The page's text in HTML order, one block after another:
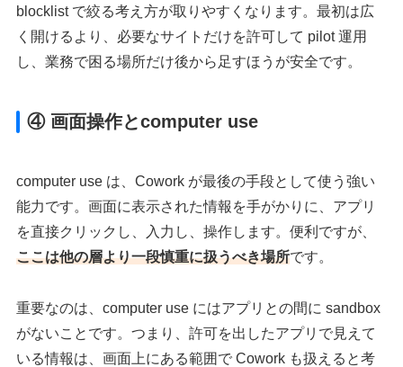
blocklist で絞る考え方が取りやすくなります。最初は広
く開けるより、必要なサイトだけを許可して pilot 運用
し、業務で困る場所だけ後から足すほうが安全です。
④ 画面操作とcomputer use
computer use は、Cowork が最後の手段として使う強い
能力です。画面に表示された情報を手がかりに、アプリ
を直接クリックし、入力し、操作します。便利ですが、
ここは他の層より一段慎重に扱うべき場所です。
重要なのは、computer use にはアプリとの間に sandbox
がないことです。つまり、許可を出したアプリで見えて
いる情報は、画面上にある範囲で Cowork も扱えると考